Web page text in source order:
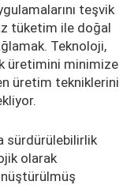
teşvik
tüketim ile doğal
Teknoloji,
üretimini minimize
üretim tekniklerini
sürdürülebilirlik
olarak